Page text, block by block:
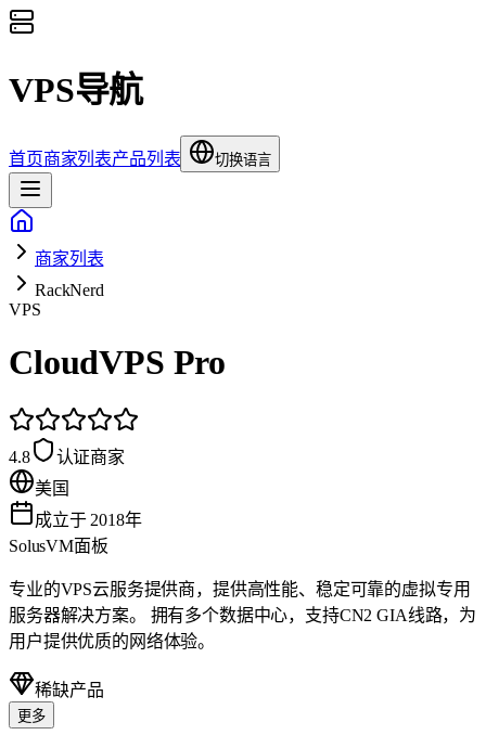
VPS导航
首页商家列表产品列表 切换语言
商家列表
RackNerd
VPS
CloudVPS Pro
4.8
认证商家
美国
成立于 2018年
SolusVM面板
专业的VPS云服务提供商，提供高性能、稳定可靠的虚拟专用
服务器解决方案。 拥有多个数据中心，支持CN2 GIA线路，为
用户提供优质的网络体验。
稀缺产品
更多